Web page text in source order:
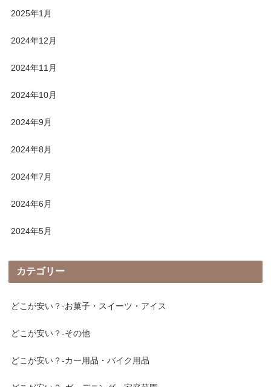
2025年1月
2024年12月
2024年11月
2024年10月
2024年9月
2024年8月
2024年7月
2024年6月
2024年5月
カテゴリー
どこが安い？-お菓子・スイーツ・アイス
どこが安い？-その他
どこが安い？-カー用品・バイク用品